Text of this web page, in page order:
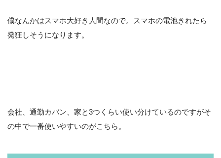
僕なんかはスマホ大好き人間なので。スマホの電池きれたら
発狂しそうになります。
会社、通勤カバン、家と3つくらい使い分けているのですがそ
の中で一番使いやすいのがこちら。